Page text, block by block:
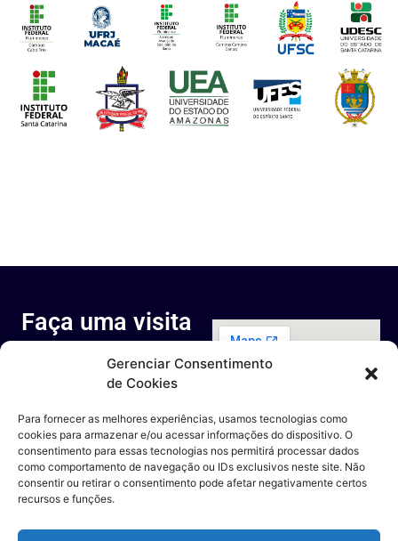
Gerenciar Consentimento
de Cookies
Para fornecer as melhores experiências, usamos tecnologias como
cookies para armazenar e/ou acessar informações do dispositivo. O
consentimento para essas tecnologias nos permitirá processar dados
como comportamento de navegação ou IDs exclusivos neste site. Não
consentir ou retirar o consentimento pode afetar negativamente certos
recursos e funções.
Faça uma visita
ao nosso
espaço
Rua Octávio Cantanhede, 817-
Universidade Federal do Rio de
Janeiro, Rio de Janeiro - RJ
Entre em contato